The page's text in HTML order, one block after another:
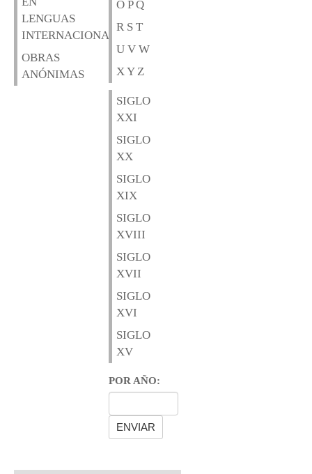
LENGUAS
INTERNACIONALES
OBRAS
ANÓNIMAS
O P Q
R S T
U V W
X Y Z
SIGLO
XXI
SIGLO
XX
SIGLO
XIX
SIGLO
XVIII
SIGLO
XVII
SIGLO
XVI
SIGLO
XV
POR AÑO: